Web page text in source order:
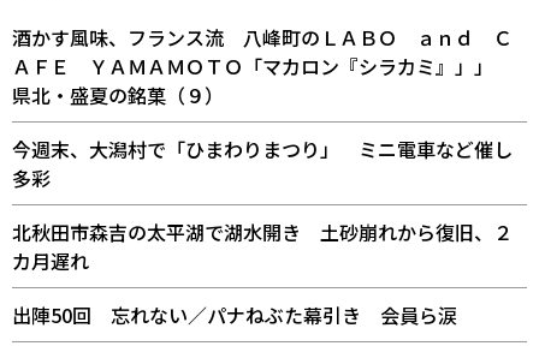
酒かす風味、フランス流 八峰町のＬＡＢＯ ａｎｄ Ｃ
ＡＦＥ ＹＡＭＡＭＯＴＯ「マカロン『シラカミ』」」
県北・盛夏の銘菓（９）
今週末、大潟村で「ひまわりまつり」 ミニ電車など催し
多彩
北秋田市森吉の太平湖で湖水開き 土砂崩れから復旧、２
カ月遅れ
出陣50回 忘れない／パナねぶた幕引き 会員ら涙